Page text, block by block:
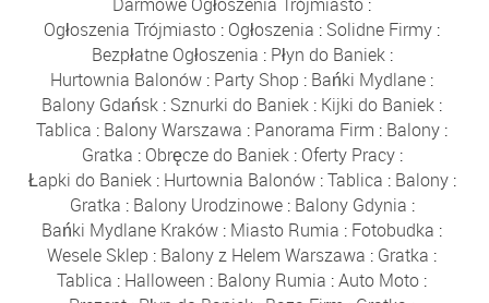
Ogłoszenia Trójmiasto : Ogłoszenia : Solidne Firmy :
Bezpłatne Ogłoszenia : Płyn do Baniek:
Hurtownia Balonów : Party Shop : Bańki Mydlane :
Balony Gdańsk : Sznurki do Baniek : Kijki do Baniek :
Tablica : Balony Warszawa : Panorama Firm : Balony :
Gratka : Obręcze do Baniek: Oferty Pracy:
Łapki do Baniek: Hurtownia Balonów:Tablica : Balony:
Gratka : Balony Urodzinowe: Balony Gdynia :
Bańki Mydlane Kraków : Miasto Rumia : Fotobudka :
Wesele Sklep : Balony z Helem Warszawa : Gratka :
Tablica : Halloween : Balony Rumia :Auto Moto :